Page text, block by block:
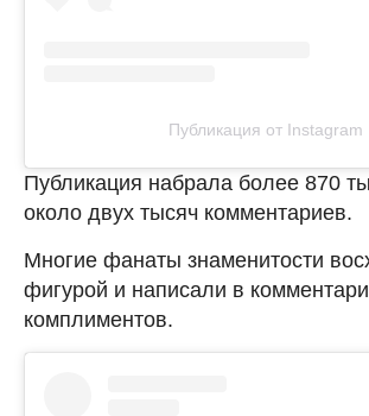
Публикация от Instagram
Публикация набрала более 870
около двух тысяч комментариев.
Многие фанаты знаменитости
фигурой и написали в
комплиментов.